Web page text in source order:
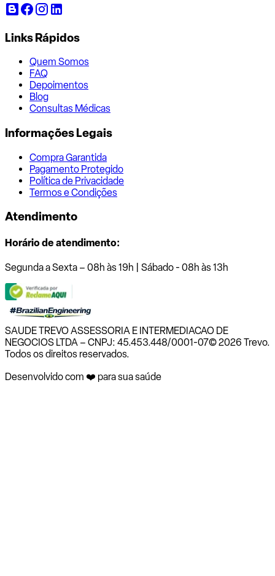
Links Rápidos
Quem Somos
FAQ
Depoimentos
Blog
Consultas Médicas
Informações Legais
Compra Garantida
Pagamento Protegido
Política de Privacidade
Termos e Condições
Atendimento
Horário de atendimento:
Segunda a Sexta – 08h às 19h | Sábado - 08h às 13h
SAUDE TREVO ASSESSORIA E INTERMEDIACAO DE
NEGOCIOS LTDA – CNPJ: 45.453.448/0001-07© 2026 Trevo.
Todos os direitos reservados.
Desenvolvido com ❤️ para sua saúde